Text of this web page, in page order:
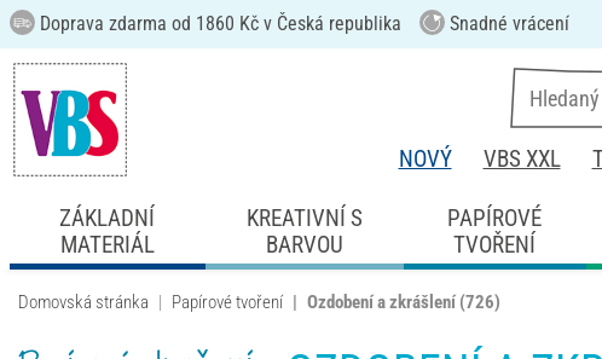
Doprava zdarma od 1860 Kč v Česká republika Snadné vrácení
NOVÝ VBS XXL
ZÁKLADNÍ
MATERIÁL
KREATIVNÍ S
BARVOU
PAPÍROVÉ
TVOŘENÍ
Domovská stránka Papírové tvoření Ozdobení a zkrášlení (726)